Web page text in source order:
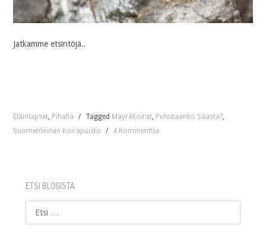
Jatkamme etsintöjä..
Eläinlapset Pihalla / Tagged Mäyräkoirat Puhutaanko Säästä?
Suomenlinnan Koirapuisto
/ 4 Kommenttia
ETSI BLOGISTA
Etsi